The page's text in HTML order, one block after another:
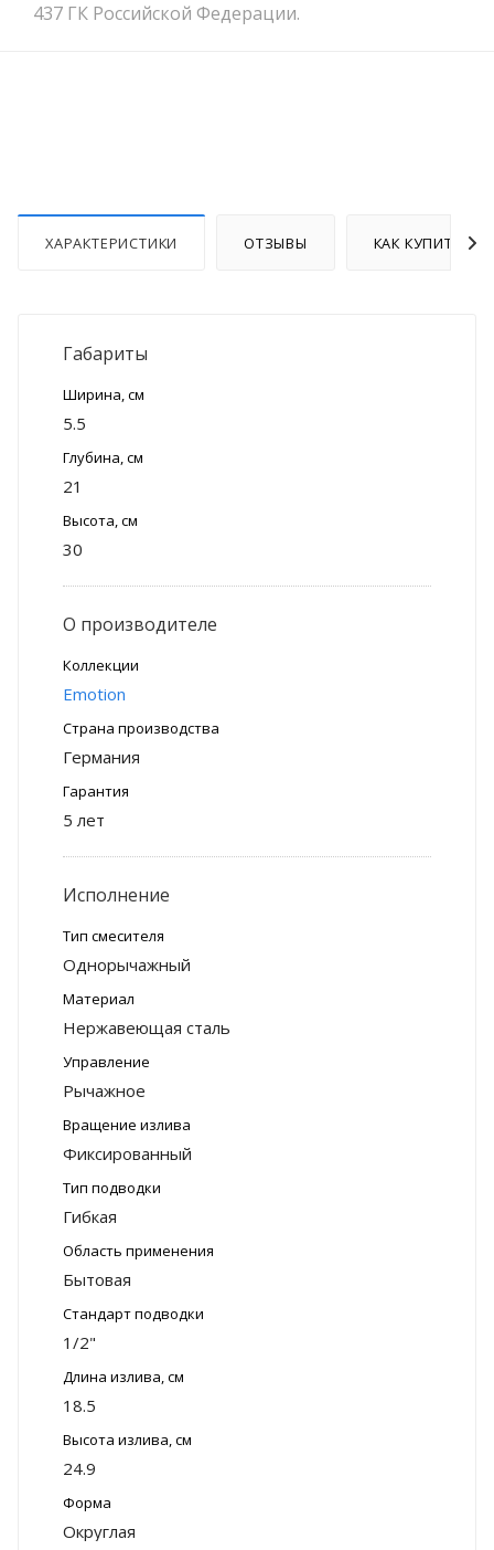
437 ГК Российской Федерации.
ХАРАКТЕРИСТИКИ ОТЗЫВЫ КАК КУПИТЬ
Габариты
Ширина, см
5.5
Глубина, см
21
Высота, см
30
О производителе
Коллекции
Emotion
Страна производства
Германия
Гарантия
5 лет
Исполнение
Тип смесителя
Однорычажный
Материал
Нержавеющая сталь
Управление
Рычажное
Вращение излива
Фиксированный
Тип подводки
Гибкая
Область применения
Бытовая
Стандарт подводки
1/2"
Длина излива, см
18.5
Высота излива, см
24.9
Форма
Округлая